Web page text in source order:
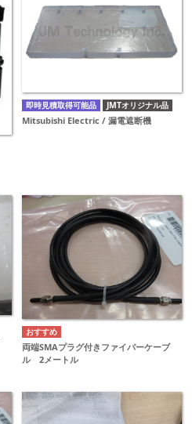
即時見積取得可能品 JMTオリジナル品
Mitsubishi Electric / 漏電遮断機
両端SMAプラグ付きファイバーケーブ
ル 2メートル